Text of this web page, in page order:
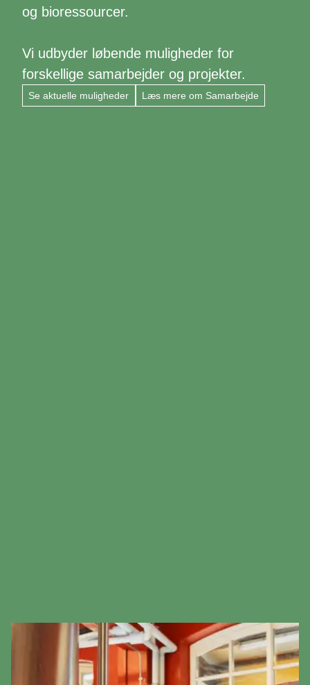
og bioressourcer.
Vi udbyder løbende muligheder for
forskellige samarbejder og projekter.
Se aktuelle muligheder Læs mere om Samarbejde